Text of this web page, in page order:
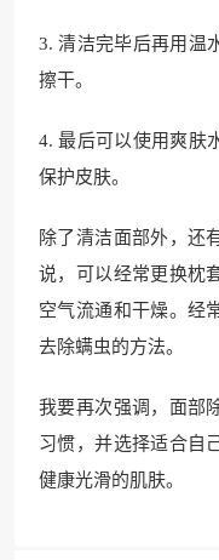
3. 清洁完毕后再用温
擦干。
4. 最后可以使用爽肤
保护皮肤。
除了清洁面部外，还
说，可以经常更换枕
空气流通和干燥。经
去除螨虫的方法。
我要再次强调，面部
习惯，并选择适合自
健康光滑的肌肤。